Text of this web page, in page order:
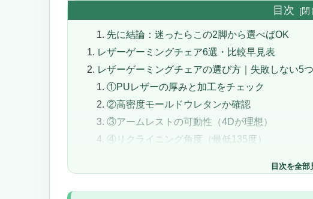
目次
先に結論：迷ったらこの2脚から選べばOK
レザーゲーミングチェア6選・比較早見表
レザーゲーミングチェアの選び方｜失敗しない5
①PUレザーの厚みと加工をチェック
②高密度モールドウレタンか確認
③アームレストの可動性（4Dが理想）
④リクライニング角度（最低135度）
高級レザーゲーミングチェアおすすめ6選｜2026
【1位】noblechairs ゲーミングチェア
目次を全部